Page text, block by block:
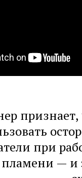
признает,
при
— и